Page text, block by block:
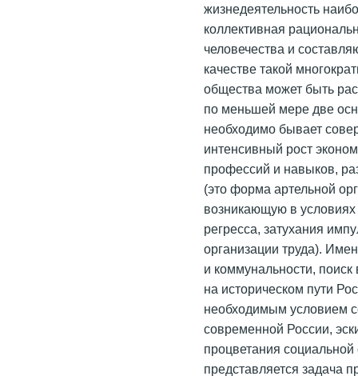
жизнедеятельность
коллективная
человечества и
качестве такой
общества может быть
по меньшей мере две
необходимо бывает
интенсивный рост
профессий и навыков,
(это форма артельной
возникающую в условиях
регресса, затухания
организации труда).
и коммунальности,
на историческом пути
необходимым условием
современной России,
процветания
представляется задача